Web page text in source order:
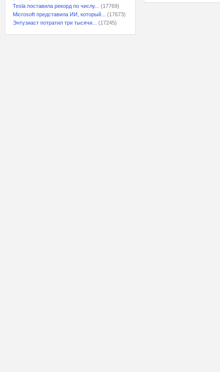
Tesla поставила рекорд по числу...
(17769)
Microsoft представила ИИ, который...
(17673)
Энтузиаст потратил три тысячи...
(17245)